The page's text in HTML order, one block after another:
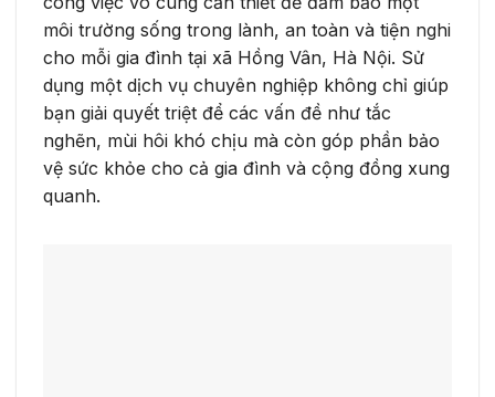
môi trường sống trong lành, an toàn và tiện nghi
cho mỗi gia đình tại xã Hồng Vân, Hà Nội. Sử
dụng một dịch vụ chuyên nghiệp không chỉ giúp
bạn giải quyết triệt để các vấn đề như tắc
nghẽn, mùi hôi khó chịu mà còn góp phần bảo
vệ sức khỏe cho cả gia đình và cộng đồng xung
quanh.